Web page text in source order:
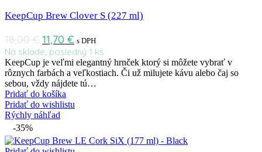
KeepCup Brew Clover S (227 ml)
11,70 € s DPH
Na sklade, posledný 1 ks
KeepCup je veľmi elegantný hrnček ktorý si môžete vybrať v
rôznych farbách a veľkostiach. Či už milujete kávu alebo čaj so
sebou, vždy nájdete tú…
Pridať do košíka
Pridať do wishlistu
Rýchly náhľad
-35%